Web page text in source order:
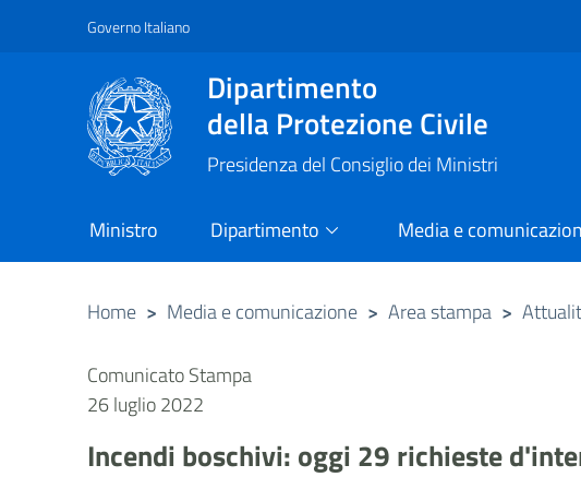
Vai al contenuto principale
Raggiungi il piè di pagina
Governo Italiano
Dipartimento
della Protezione Civile
Presidenza del Consiglio dei Ministri
Ministro Dipartimento Media e
Home > Media e comunicazione > Area stampa >
Comunicato Stampa
26 luglio 2022
Incendi boschivi: oggi 29 richieste